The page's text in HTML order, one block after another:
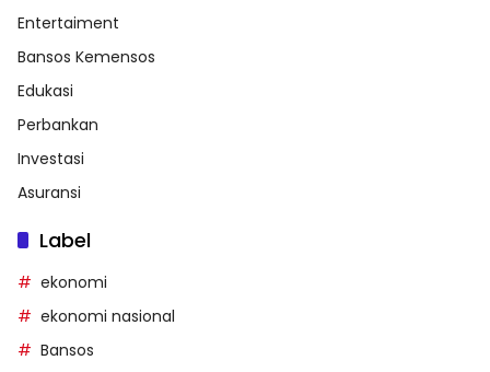
Entertaiment
Bansos Kemensos
Edukasi
Perbankan
Investasi
Asuransi
Label
ekonomi
ekonomi nasional
Bansos